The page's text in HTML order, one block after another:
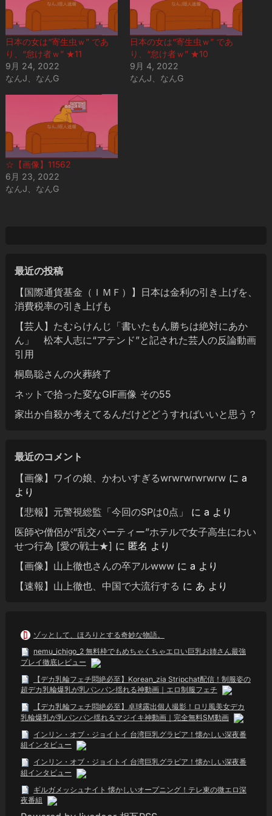
日本の女は“寄生虫ｗ” であ
り、“怠け者ｗ” ★11
9月 24, 2022
なんJ、なんG
日本の女は“寄生虫ｗ” であ
り、“怠け者ｗ” ★10
9月 4, 2022
なんJ、なんG
☆【画像】11562
6月 23, 2022
なんJ、なんG
最近の投稿
【国際通貨基金（ＩＭＦ）】日本は金利の引き上げを、
消費税率の引き上げも
【芸人】たむらけんじ「書いたもん勝ちは絶対にあか
ん」 松本人志に“アテンド”と記された芸人の反論動画
引用
桐島聡さんの火葬終了
ネットで拾った変なGIF画像 その55
家出か自殺か考えてるんだけどどうすればいいと思う？
最近のコメント
【画像】ワイの娘、かわいすぎるwrwrwrwrwrwに a
より
【悲報】元警視総監「今回のSPは0点」
に a より
医師や僧侶が“乱交パーティー”ホテルで女子高生にわい
せつ行為 [愛の戦士★] に 匿名 より
【画像】山上徹也さんの卒アルwwwに a より
【速報】山上徹也、中国で大流行する に あ より
ゾッとして、ほろりとする奇妙な物語。
nemu_ichigo_2 無料枠でもめちゃくちゃエロい巨乳お姉さん最強
プレイ徹底レビュー
【デカ乳輪フェチ悶絶必至】Korean_zia Stripchat配信！制服姿の
超デカ乳輪爆乳が乳パンパン揺れる神動画｜エロ制服フェチ
【デカ乳輪フェチ悶絶必至】卓球露出個人撮影！ロリ風美女デカ
乳輪爆乳が乳パンパン揺れるマジイキ神動画｜完全無料SM動画
インリン・オブ・ジョイトイ 台湾巨乳グラビア！懐かしい深夜番
組インタビュー
インリン・オブ・ジョイトイ 台湾巨乳グラビア！懐かしい深夜番
組インタビュー
ギルガメッシュナイト 懐かしいオープニング！テレ東の微エロ深
夜番組